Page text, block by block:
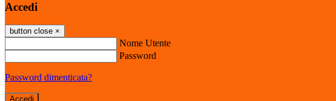
Accedi
button close ×
Nome Utente
Password
Password dimenticata?